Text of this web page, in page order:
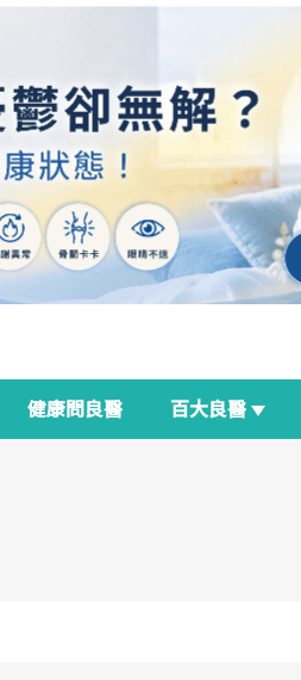
健康問良醫 百大良醫